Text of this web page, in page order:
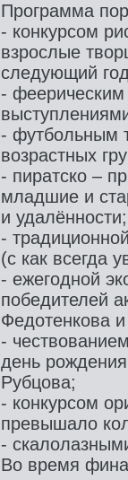
Программа
- конкурсом
взрослые
следующий
- феерическим
- футбольным
возрастных
- пиратско –
младшие и
и удалённости;
-
(с как всегда
- ежегодной
победителей
Федотенкова
-
день
Рубцова;
- конкурсом
превышало
-
Во время